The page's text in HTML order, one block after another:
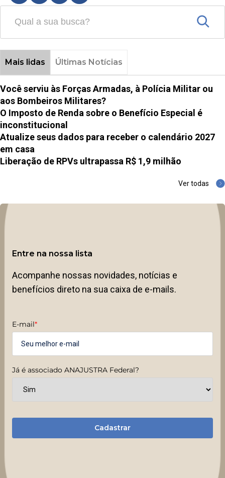
Mais lidas Últimas Notícias
Você serviu às Forças Armadas, à Polícia Militar ou
aos Bombeiros Militares?
O Imposto de Renda sobre o Benefício Especial é
inconstitucional
Atualize seus dados para receber o calendário 2027
em casa
Liberação de RPVs ultrapassa R$ 1,9 milhão
Ver todas
Entre na nossa lista
Acompanhe nossas novidades, notícias e
benefícios direto na sua caixa de e-mails.
E-mail*
Já é associado ANAJUSTRA Federal?
Cadastrar